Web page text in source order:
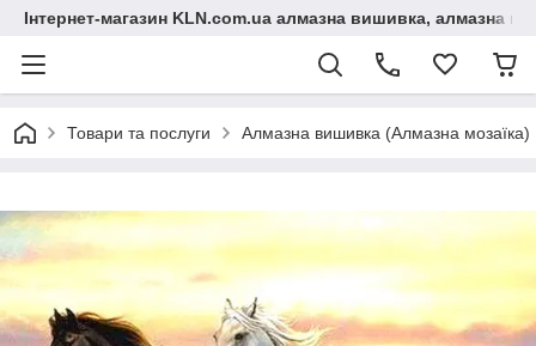
Інтернет-магазин KLN.com.ua алмазна вишивка, алмазна
Товари та послуги Алмазна вишивка (Алмазна мозаїка)